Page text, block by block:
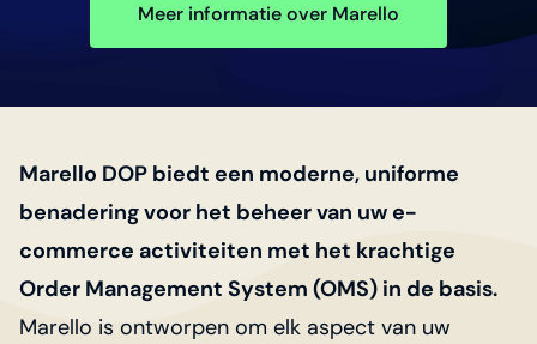
Meer informatie over Marello
Marello DOP biedt een moderne, uniforme
benadering voor het beheer van uw e-
commerce activiteiten met het krachtige
Order Management System (OMS) in de basis.
Marello is ontworpen om elk aspect van uw